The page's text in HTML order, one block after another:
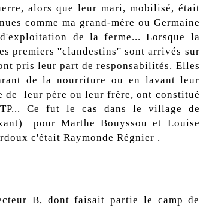
alors que leur mari, mobilisé, était
comme ma grand-mère ou Germaine
de la ferme... Lorsque la
premiers ''clandestins'' sont arrivés sur
pris leur part de responsabilités. Elles
de la nourriture ou en lavant leur
de leur père ou leur frère, ont constitué
Ce fut le cas dans le village de
pour Marthe Bouyssou et Louise
c'était Raymonde Régnier .
B, dont faisait partie le camp de